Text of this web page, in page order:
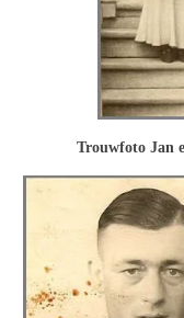
Trouwfoto Jan